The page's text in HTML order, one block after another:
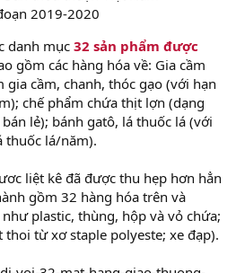
2019-2020
danh mục 32 sản phẩm được
gồm các hàng hóa về: Gia cầm
cầm, chanh, thóc gạo (với hạn
chế phẩm chứa thịt lợn (dạng
lẻ); bánh gatô, lá thuốc lá (với
thuốc lá/năm).
liệt kê đã được thu hẹp hơn hẳn
gồm 32 hàng hóa trên và
plastic, thùng, hộp và vỏ chứa;
thoi từ xơ staple polyeste; xe đạp).